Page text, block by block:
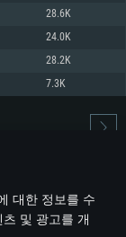
대한 정보를 수
및 광고를 개
를 지원하는 NVIDIA
그래픽 드라이버를
도 720p) 이상
28.6K
24.0K
28.2K
7.3K